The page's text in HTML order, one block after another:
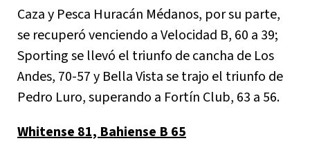
Caza y Pesca Huracán Médanos, por su parte,
se recuperó venciendo a Velocidad B, 60 a 39;
Sporting se llevó el triunfo de cancha de Los
Andes, 70-57 y Bella Vista se trajo el triunfo de
Pedro Luro, superando a Fortín Club, 63 a 56.
Whitense 81, Bahiense B 65